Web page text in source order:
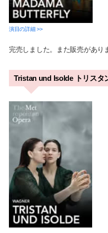
演目の詳細 >>
完売しました。また販売があり
Tristan und Isolde トリスタ